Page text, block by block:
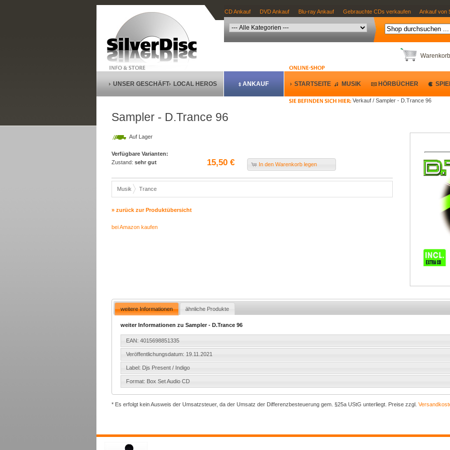
CD Ankauf DVD Ankauf Blu-ray Ankauf Gebrauchte CDs verkaufen Ankauf von
Warenkorb
Verkauf / Sampler - D.Trance 96
UNSER GESCHÄFT LOCAL HEROS ANKAUF STARTSEITE MUSIK HÖRBÜCHER
Sampler - D.Trance 96
Auf Lager
Verfügbare Varianten:
Zustand: sehr gut 15,50 € In den Warenkorb legen
Musik Trance
» zurück zur Produktübersicht
bei Amazon kaufen
weitere Informationen ähnliche Produkte
weiter Informationen zu Sampler - D.Trance 96
EAN: 4015698851335
Veröffentlichungsdatum: 19.11.2021
Label: Djs Present / Indigo
Format: Box Set Audio CD
* Es erfolgt kein Ausweis der Umsatzsteuer, da der Umsatz der Differenzbesteuerung gem. §25a UStG unterliegt. Preise zzgl.